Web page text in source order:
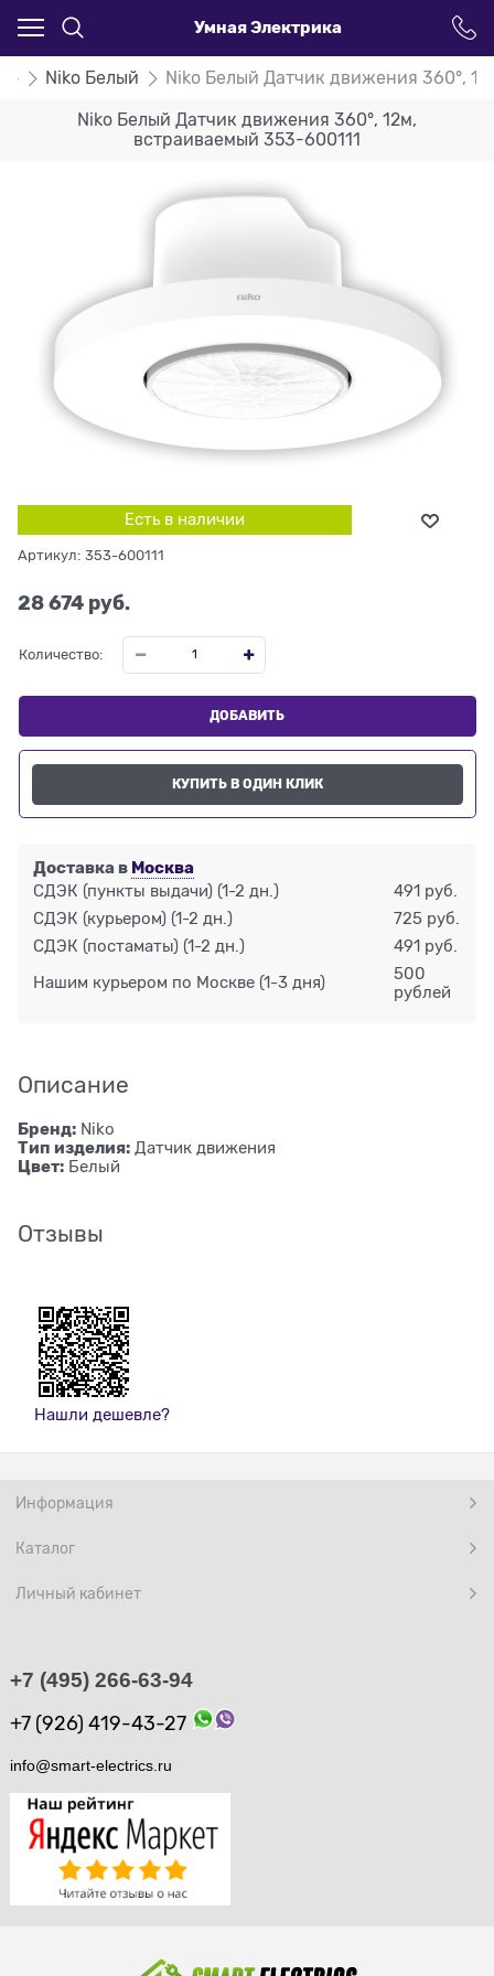
Умная Электрика
Niko Белый Niko Белый Датчик движения 360°,
Niko Белый Датчик движения 360°, 12м,
встраиваемый 353-600111
Есть в наличии
Артикул: 353-600111
28 674 руб.
Количество:
ДОБАВИТЬ
КУПИТЬ В ОДИН КЛИК
Доставка в Москва
СДЭК (пункты выдачи) (1-2 дн.)
491 руб.
СДЭК (курьером) (1-2 дн.)
725 руб.
СДЭК (постаматы) (1-2 дн.) 491 руб.
Нашим курьером по Москве (1-3 дня)
500
рублей
Описание
Бренд: Niko
Тип изделия: Датчик движения
Цвет: Белый
Отзывы
Нашли дешевле?
Информация
Каталог
Личный кабинет
+7 (495) 266-63-94
+7 (926) 419-43-27
info@smart-electrics.ru